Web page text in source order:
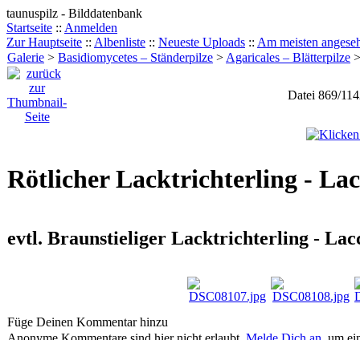
taunuspilz - Bilddatenbank
Startseite :: Anmelden
Zur Hauptseite :: Albenliste :: Neueste Uploads :: Am meisten
Galerie > Basidiomycetes – Ständerpilze > Agaricales – Blätterpilze
Datei 869/
Rötlicher Lacktrichterling -
evtl. Braunstieliger Lacktrichterling -
Füge Deinen Kommentar hinzu